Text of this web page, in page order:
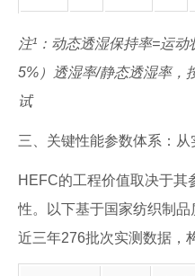
注¹：动态透湿保持率=运
5%）透湿率/静态透湿率，
试
三、关键性能参数体系：
HEFC的工程价值取决于其
性。以下基于国家纺织制品
近三年276批次实测数据，